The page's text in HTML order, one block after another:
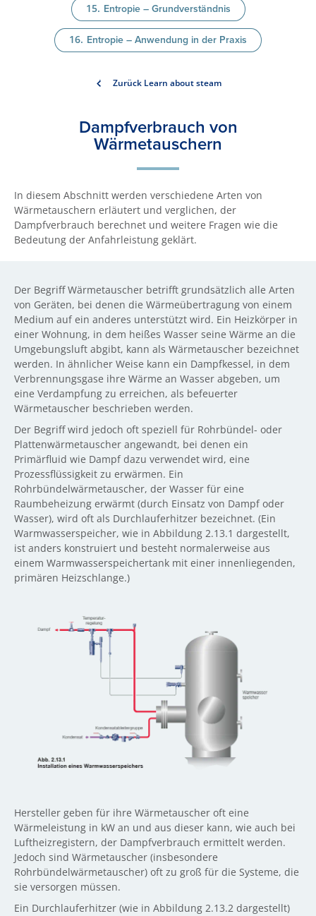
Entropie – Grundverständnis
Entropie – Anwendung in der Praxis
Zurück Learn about steam
Dampfverbrauch von
Wärmetauschern
In diesem Abschnitt werden verschiedene Arten von
Wärmetauschern erläutert und verglichen, der
Dampfverbrauch berechnet und weitere Fragen wie die
Bedeutung der Anfahrleistung geklärt.
Der Begriff Wärmetauscher betrifft grundsätzlich alle Arten
von Geräten, bei denen die Wärmeübertragung von einem
Medium auf ein anderes unterstützt wird. Ein Heizkörper in
einer Wohnung, in dem heißes Wasser seine Wärme an die
Umgebungsluft abgibt, kann als Wärmetauscher bezeichnet
werden. In ähnlicher Weise kann ein Dampfkessel, in dem
Verbrennungsgase ihre Wärme an Wasser abgeben, um
eine Verdampfung zu erreichen, als befeuerter
Wärmetauscher beschrieben werden.
Der Begriff wird jedoch oft speziell für Rohrbündel- oder
Plattenwärmetauscher angewandt, bei denen ein
Primärfluid wie Dampf dazu verwendet wird, eine
Prozessflüssigkeit zu erwärmen. Ein
Rohrbündelwärmetauscher, der Wasser für eine
Raumbeheizung erwärmt (durch Einsatz von Dampf oder
Wasser), wird oft als Durchlauferhitzer bezeichnet. (Ein
Warmwasserspeicher, wie in Abbildung 2.13.1 dargestellt,
ist anders konstruiert und besteht normalerweise aus
einem Warmwasserspeichertank mit einer innenliegenden,
primären Heizschlange.)
Hersteller geben für ihre Wärmetauscher oft eine
Wärmeleistung in kW an und aus dieser kann, wie auch bei
Luftheizregistern, der Dampfverbrauch ermittelt werden.
Jedoch sind Wärmetauscher (insbesondere
Rohrbündelwärmetauscher) oft zu groß für die Systeme, die
sie versorgen müssen.
Ein Durchlauferhitzer (wie in Abbildung 2.13.2 dargestellt)